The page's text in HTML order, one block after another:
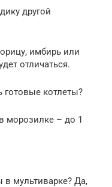
другой
имбирь или
отличаться.
готовые котлеты?
морозилке – до 1
мультиварке? Да,